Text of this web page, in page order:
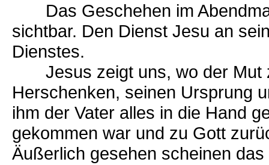
Das Geschehen im
sichtbar. Den Dienst Jesu an
Dienstes.
Jesus zeigt uns, wo der Mut
Herschenken, seinen Ursprung
ihm der Vater alles in die Hand
gekommen war und zu Gott
Äußerlich gesehen scheinen